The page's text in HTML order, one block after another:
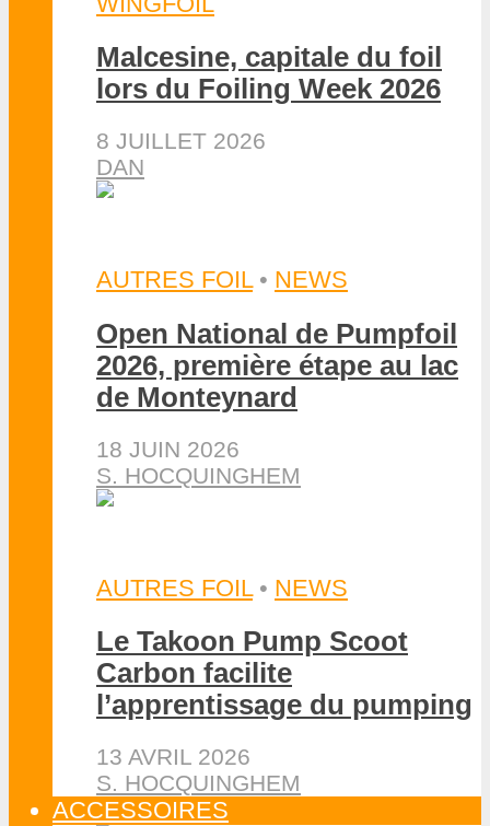
Malcesine, capitale du foil
lors du Foiling Week 2026
8 JUILLET 2026
DAN
AUTRES FOIL • NEWS
Open National de Pumpfoil
2026, première étape au lac
de Monteynard
18 JUIN 2026
S. HOCQUINGHEM
AUTRES FOIL • NEWS
Le Takoon Pump Scoot
Carbon facilite
l’apprentissage du pumping
13 AVRIL 2026
S. HOCQUINGHEM
ACCESSOIRES